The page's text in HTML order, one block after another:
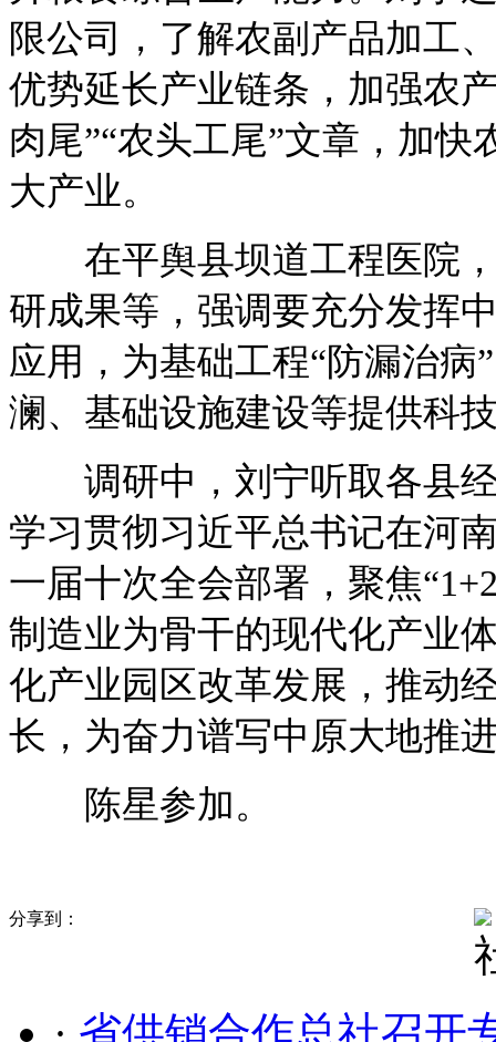
限公司，了解农副产品加工
优势延长产业链条，加强农
肉尾”“农头工尾”文章，加
大产业。
在平舆县坝道工程医院，
研成果等，强调要充分发挥
应用，为基础工程“防漏治
澜、基础设施建设等提供科
调研中，刘宁听取各县经
学习贯彻习近平总书记在河
一届十次全会部署，聚焦
制造业为骨干的现代化产业
化产业园区改革发展，推动
长，为奋力谱写中原大地推
陈星参加。
分享到：